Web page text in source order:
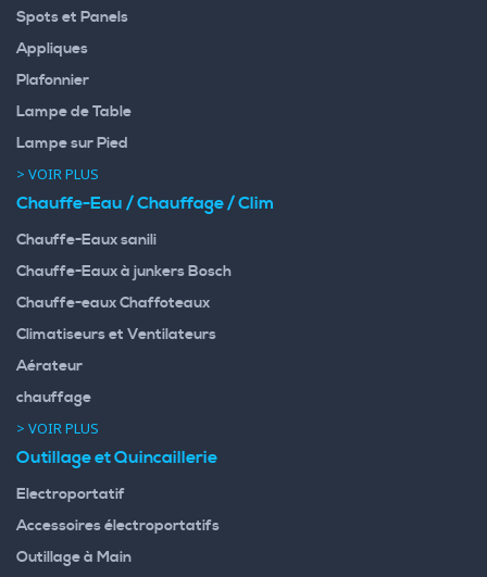
Spots et Panels
Appliques
Plafonnier
Lampe de Table
Lampe sur Pied
> VOIR PLUS
Chauffe-Eau / Chauffage / Clim
Chauffe-Eaux sanili
Chauffe-Eaux à junkers Bosch
Chauffe-eaux Chaffoteaux
Climatiseurs et Ventilateurs
Aérateur
chauffage
> VOIR PLUS
Outillage et Quincaillerie
Electroportatif
Accessoires électroportatifs
Outillage à Main